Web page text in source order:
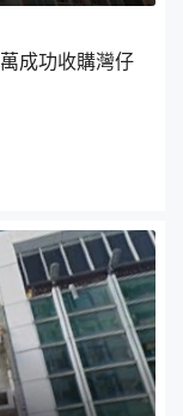
成功收購灣仔